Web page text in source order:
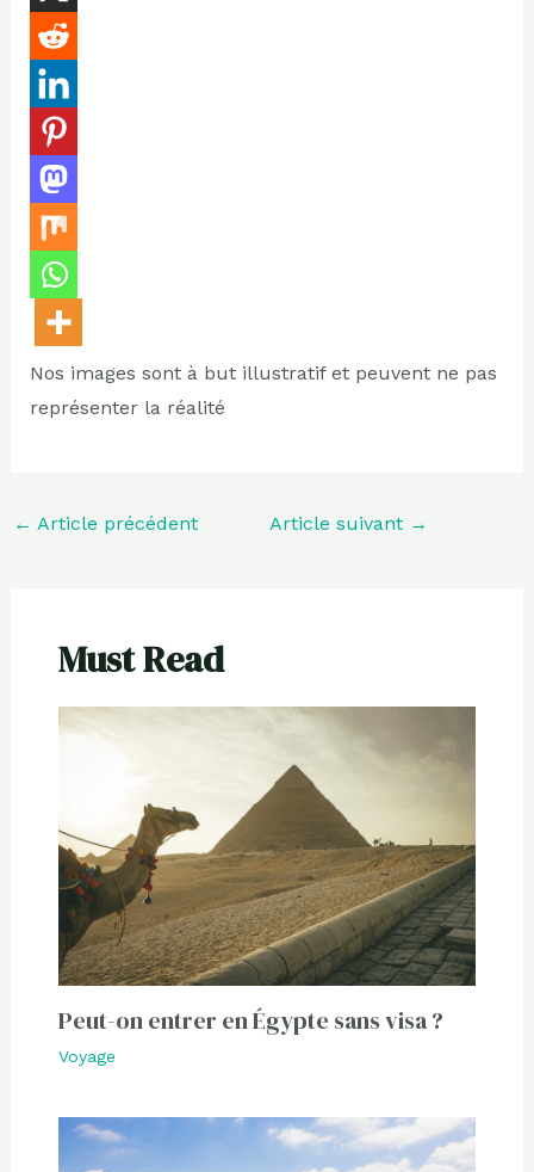
Nos images sont à but illustratif et peuvent ne pas
représenter la réalité
← Article précédent Article suivant →
Must Read
Peut-on entrer en Égypte sans visa ?
Voyage